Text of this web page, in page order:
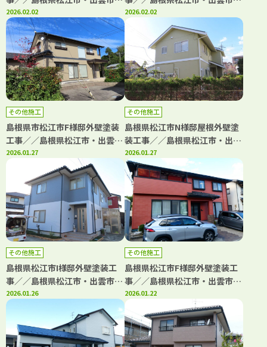
大田市・雲南市・鳥取県米子
市・境港市の「きじま塗装」
2026.02.02
大田市・雲南市・鳥取県米子
市・境港市の「きじま塗装」
2026.02.02
その他施工
島根県市松江市F様邸外壁塗装
工事／／島根県松江市・出雲
市・大田市・雲南市・鳥取県米
子市・境港市の「きじま塗装」
2026.01.27
その他施工
島根県松江市N様邸屋根外壁塗
装工事／／島根県松江市・出雲
市・大田市・雲南市・鳥取県米
子市・境港市の「きじま塗装」
2026.01.27
その他施工
島根県松江市I様邸外壁塗装工
事／／島根県松江市・出雲市・
大田市・雲南市・鳥取県米子
市・境港市の「きじま塗装」
2026.01.26
その他施工
島根県松江市F様邸外壁塗装工
事／／島根県松江市・出雲市・
大田市・雲南市・鳥取県米子
市・境港市の「きじま塗装」
2026.01.22